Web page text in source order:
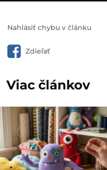
Nahlásiť chybu v článku
Zdieľať
Viac článkov